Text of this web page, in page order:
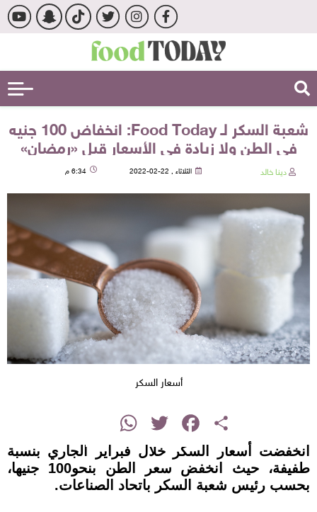
شعبة السكر لـ Food Today: انخفاض 100 جنيه
في الطن ولا زيادة في الأسعار قبل «رمضان»
دينا خالد الثلاثاء , 22-02-2022 6:34 م
أسعار السكر
Share
Facebook
Twitter
WhatsApp
انخفضت أسعار السكر خلال فبراير الجاري بنسبة
طفيفة، حيث انخفض سعر الطن بنحو100 جنيها،
بحسب رئيس شعبة السكر باتحاد الصناعات.